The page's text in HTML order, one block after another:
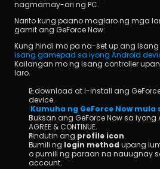
nagmamay-ari ng PC.
Narito kung paano maglaro ng mga
gamit ang GeForce Now:
Kung hindi mo pa na-set up ang isang
isang gamepad sa iyong Android
Kailangan mo ng isang controller
laro.
I-download at i-install ang
device.
Kumuha ng GeForce Now mula
Buksan ang GeForce Now sa
AGREE & CONTINUE.
Pindutin ang profile icon.
Pumili ng login method upang
o pumili ng paraan na nauugnay
account.